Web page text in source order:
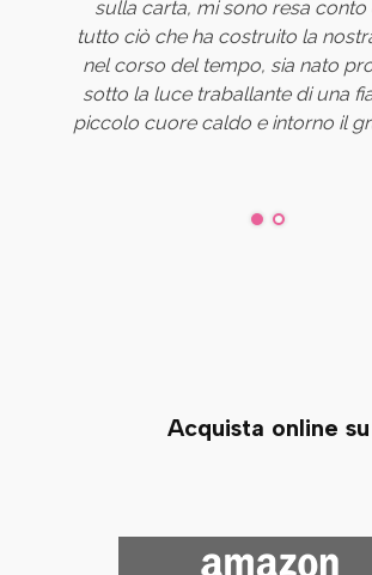
sulla carta, mi sono resa conto
tutto ciò che ha costruito la
nel corso del tempo, sia nato
sotto la luce traballante di una
piccolo cuore caldo e intorno il
matrimonio. E in qualche
matrimonio lo è davvero,
parte di te e non sai quale
posto.
Acquista online su